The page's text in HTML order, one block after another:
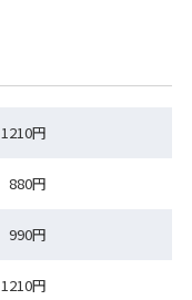
1210円
880円
990円
1210円